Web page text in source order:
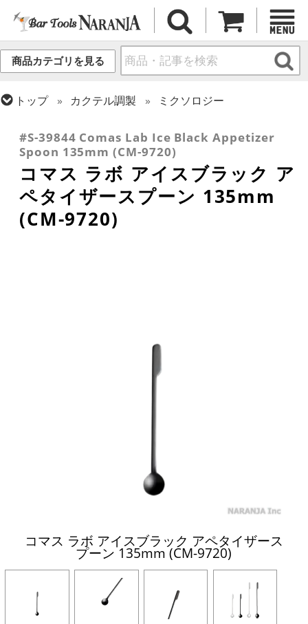
商品カテゴリを見る
トップ カクテル調製
ミクソロジー
#S-39844 Comas Lab Ice Black Appetizer
Spoon 135mm (CM-9720)
コマス ラボ アイスブラック ア
ペタイザースプーン 135mm
(CM-9720)
コマス ラボ アイスブラック アペタイザース
プーン 135mm (CM-9720)